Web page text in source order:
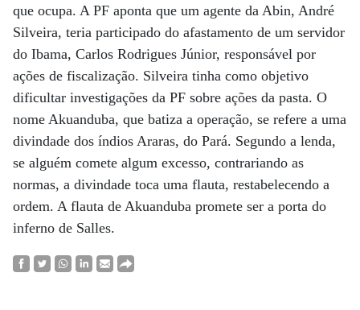
que ocupa. A PF aponta que um agente da Abin, André
Silveira, teria participado do afastamento de um servidor
do Ibama, Carlos Rodrigues Júnior, responsável por
ações de fiscalização. Silveira tinha como objetivo
dificultar investigações da PF sobre ações da pasta. O
nome Akuanduba, que batiza a operação, se refere a uma
divindade dos índios Araras, do Pará. Segundo a lenda,
se alguém comete algum excesso, contrariando as
normas, a divindade toca uma flauta, restabelecendo a
ordem. A flauta de Akuanduba promete ser a porta do
inferno de Salles.